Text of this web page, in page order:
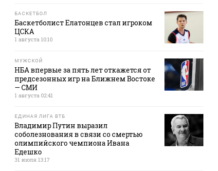
БАСКЕТБОЛ
Баскетболист Елатонцев стал игроком
ЦСКА
1 августа 10:10
МУЖСКОЙ
НБА впервые за пять лет откажется от
предсезонных игр на Ближнем Востоке
— СМИ
1 августа 02:41
ЕДИНАЯ ЛИГА ВТБ
Владимир Путин выразил
соболезнования в связи со смертью
олимпийского чемпиона Ивана
Едешко
31 июля 13:17